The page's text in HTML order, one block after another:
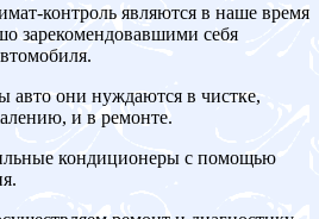
контроль являются в наше время
зарекомендовавшими себя
авто они нуждаются в чистке,
и в ремонте.
кондиционеры с помощью